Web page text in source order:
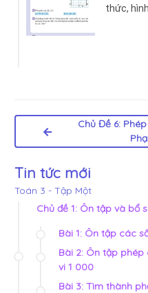
thức,
Chủ Đề 6:
Tin tức mới
Toán 3 - Tập Một
Chủ đề 1: Ôn tập và bổ
Bài 1: Ôn tập các
Bài 2: Ôn tập
vi 1 000
Bài 3: Tìm thành